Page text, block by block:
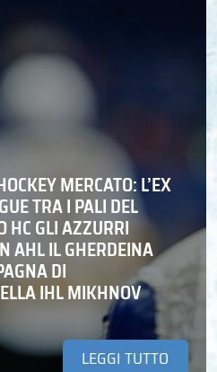
MERCATO: L’EX
TRA I PALI DEL
HC GLI AZZURRI
AHL IL GHERDEINA
DI
IHL MIKHNOV
LEGGI TUTTO